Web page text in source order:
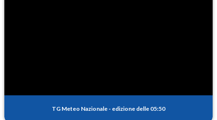
TG Meteo Nazionale - edizione delle 05:50